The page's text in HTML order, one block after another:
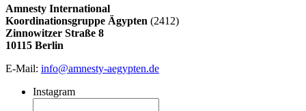
Amnesty International
Koordinationsgruppe Ägypten (2412)
Zinnowitzer Straße 8
10115 Berlin
E-Mail: info@amnesty-aegypten.de
Instagram